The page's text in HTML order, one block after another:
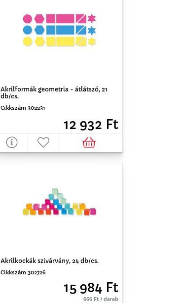
Akrilformák geometria - átlátszó, 21
db/cs.
Cikkszám 302231
12 932 Ft
Akrilkockák szivárvány, 24 db/cs.
Cikkszám 302726
15 984 Ft
666 Ft / darab